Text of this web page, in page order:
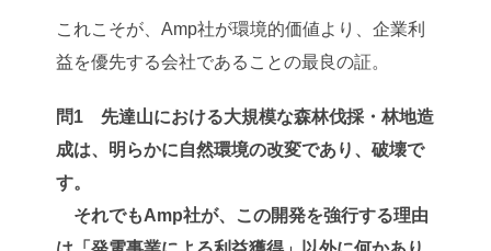
これこそが、Amp社が環境的価値より、企業利
益を優先する会社であることの最良の証。
問1 先達山における大規模な森林伐採・林地造
成は、明らかに自然環境の改変であり、破壊で
す。
それでもAmp社が、この開発を強行する理由